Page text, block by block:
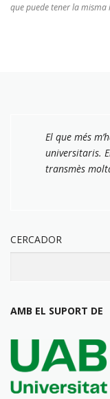
que puede tener la
El que més
universitaris.
transmès
CERCADOR
AMB EL SUPORT DE